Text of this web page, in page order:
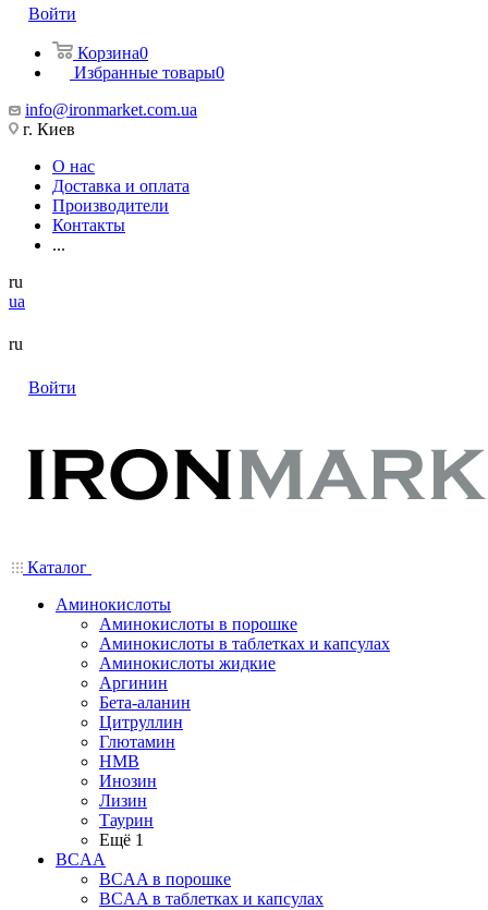
Войти
Корзина0
Избранные товары0
info@ironmarket.com.ua
г. Киев
О нас
Доставка и оплата
Производители
Контакты
...
ru
ua
ru
Войти
Каталог
Аминокислоты
Аминокислоты в порошке
Аминокислоты в таблетках и капсулах
Аминокислоты жидкие
Аргинин
Бета-аланин
Цитруллин
Глютамин
HMB
Инозин
Лизин
Таурин
Ещё 1
BCAA
BCAA в порошке
BCAA в таблетках и капсулах